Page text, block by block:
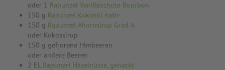
oder 1 Rapunzel Vanilleschote Bourbon
150 g Rapunzel Kokosöl nativ
150 g Rapunzel Ahornsirup Grad A
oder Kokossirup
150 g gefrorene Himbeeren
oder andere Beeren
2 EL Rapunzel Haselnüsse, gehackt